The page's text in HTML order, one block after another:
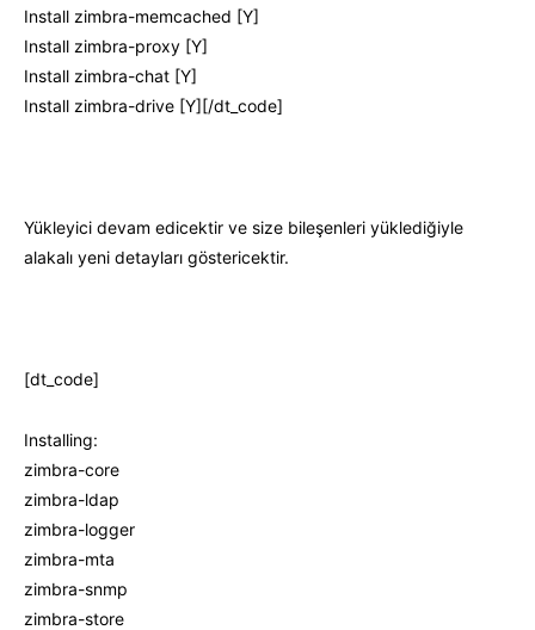
Install zimbra-memcached [Y]
Install zimbra-proxy [Y]
Install zimbra-chat [Y]
Install zimbra-drive [Y][/dt_code]
Yükleyici devam edicektir ve size bileşenleri yüklediğiyle
alakalı yeni detayları göstericektir.
[dt_code]
Installing:
zimbra-core
zimbra-ldap
zimbra-logger
zimbra-mta
zimbra-snmp
zimbra-store